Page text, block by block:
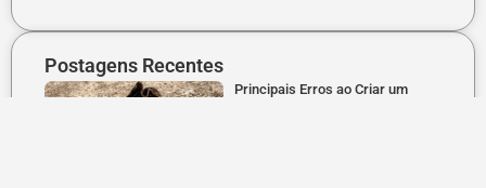
Postagens Recentes
Principais Erros ao Criar um